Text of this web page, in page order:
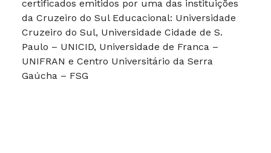
certificados emitidos por uma das instituições
da Cruzeiro do Sul Educacional: Universidade
Cruzeiro do Sul, Universidade Cidade de S.
Paulo – UNICID, Universidade de Franca –
UNIFRAN e Centro Universitário da Serra
Gaúcha – FSG